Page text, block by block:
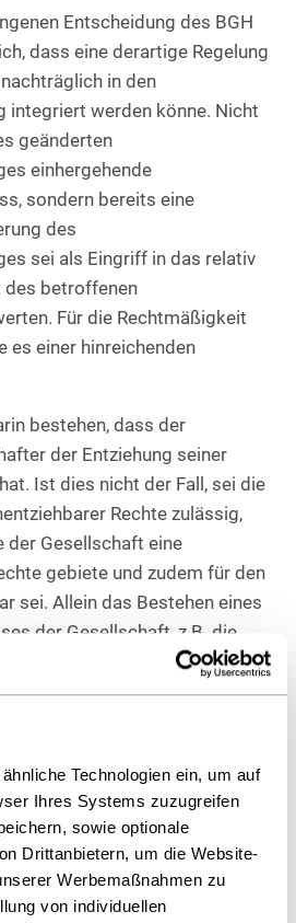
Technologien ein, um auf
Ihres Systems zuzugreifen
sowie optionale
Drittanbietern, um die Website-
Werbemaßnahmen zu
von individuellen
Entscheidung des BGH
dass eine derartige Regelung
in den
integriert werden könne. Nicht
geänderten
einhergehende
sondern bereits eine
des
sei als Eingriff in das relativ
des betroffenen
Für die Rechtmäßigkeit
es einer hinreichenden
bestehen, dass der
der Entziehung seiner
Ist dies nicht der Fall, sei die
Rechte zulässig,
der Gesellschaft eine
gebiete und zudem für den
sei. Allein das Bestehen eines
der Gesellschaft, z.B. die
oder der Wunsch
Geschäfts- und
demnach nicht aus, um
des betroffenen
Vielmehr ist eine
der die Rechtsentziehung für
bzw. notwendig und